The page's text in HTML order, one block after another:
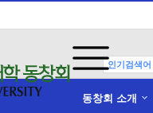
인기검색어
동창회 소개